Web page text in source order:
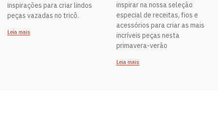
inspirações para criar lindos
peças vazadas no tricô.
Leia mais
inspirar na nossa seleção
especial de receitas, fios e
acessórios para criar as mais
incríveis peças nesta
primavera-verão
Leia mais